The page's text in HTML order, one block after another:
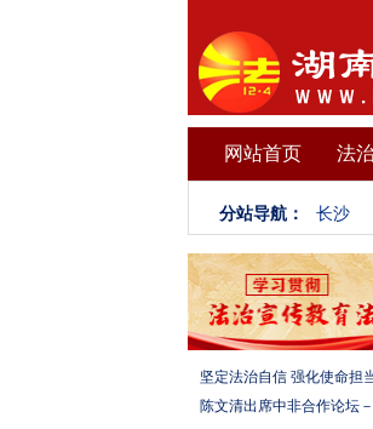
网站首页 法
分站导航： 长沙